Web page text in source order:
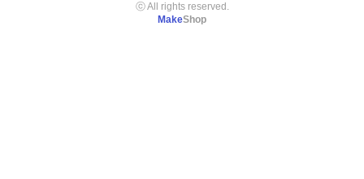
ⓒ All rights reserved.
MakeShop